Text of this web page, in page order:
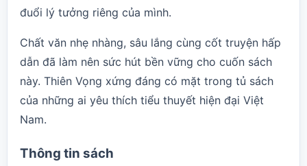
đuổi lý tưởng riêng của mình.
Chất văn nhẹ nhàng, sâu lắng cùng cốt truyện hấp
dẫn đã làm nên sức hút bền vững cho cuốn sách
này. Thiên Vọng xứng đáng có mặt trong tủ sách
của những ai yêu thích tiểu thuyết hiện đại Việt
Nam.
Thông tin sách